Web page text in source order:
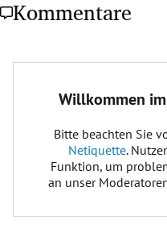
Kommentare